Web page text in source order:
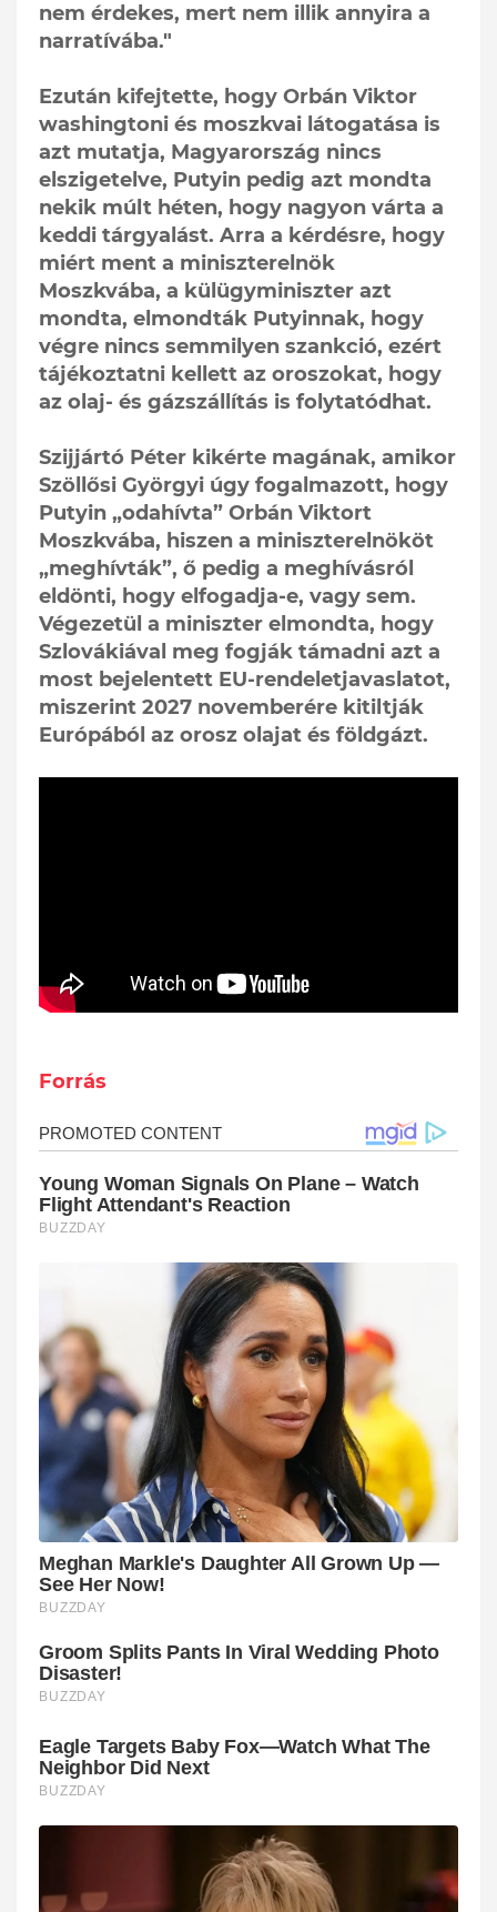
nem érdekes, mert nem illik annyira a
narratívába."
Ezután kifejtette, hogy Orbán Viktor
washingtoni és moszkvai látogatása is
azt mutatja, Magyarország nincs
elszigetelve, Putyin pedig azt mondta
nekik múlt héten, hogy nagyon várta a
keddi tárgyalást. Arra a kérdésre, hogy
miért ment a miniszterelnök
Moszkvába, a külügyminiszter azt
mondta, elmondták Putyinnak, hogy
végre nincs semmilyen szankció, ezért
tájékoztatni kellett az oroszokat, hogy
az olaj- és gázszállítás is folytatódhat.
Szijjártó Péter kikérte magának, amikor
Szöllősi Györgyi úgy fogalmazott, hogy
Putyin „odahívta” Orbán Viktort
Moszkvába, hiszen a miniszterelnököt
„meghívták”, ő pedig a meghívásról
eldönti, hogy elfogadja-e, vagy sem.
Végezetül a miniszter elmondta, hogy
Szlovákiával meg fogják támadni azt a
most bejelentett EU-rendeletjavaslatot,
miszerint 2027 novemberére kitiltják
Európából az orosz olajat és földgázt.
Forrás